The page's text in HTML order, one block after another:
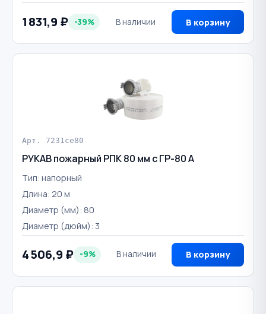
1 831,9 ₽ -39% В наличии В корзину
Арт. 7231ce80
РУКАВ пожарный РПК 80 мм с ГР-80 А
Тип: напорный
Длина: 20 м
Диаметр (мм): 80
Диаметр (дюйм): 3
4 506,9 ₽ -9% В наличии В корзину